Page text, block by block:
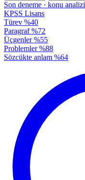
Son deneme · konu analizi
KPSS Lisans
Türev %40
Paragraf %72
Üçgenler %55
Problemler %88
Sözcükte anlam %64